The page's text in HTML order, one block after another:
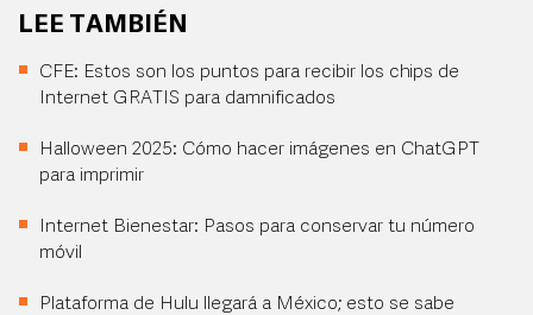
LEE TAMBIÉN
CFE: Estos son los puntos para recibir los chips de
Internet GRATIS para damnificados
Halloween 2025: Cómo hacer imágenes en ChatGPT
para imprimir
Internet Bienestar: Pasos para conservar tu número
móvil
Plataforma de Hulu llegará a México; esto se sabe